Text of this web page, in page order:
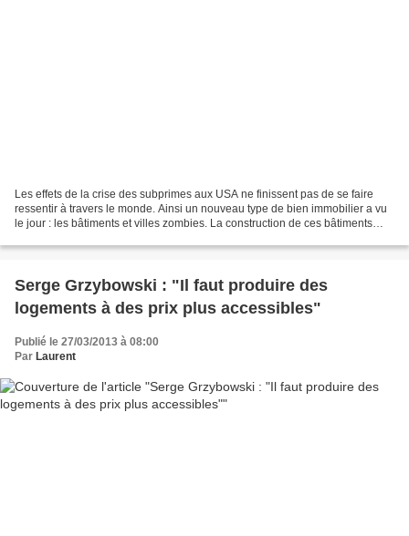
Les effets de la crise des subprimes aux USA ne finissent pas de se faire
ressentir à travers le monde. Ainsi un nouveau type de bien immobilier a vu
le jour : les bâtiments et villes zombies. La construction de ces bâtiments
Serge Grzybowski : "Il faut produire des
logements à des prix plus accessibles"
Publié le 27/03/2013 à 08:00
Par Laurent